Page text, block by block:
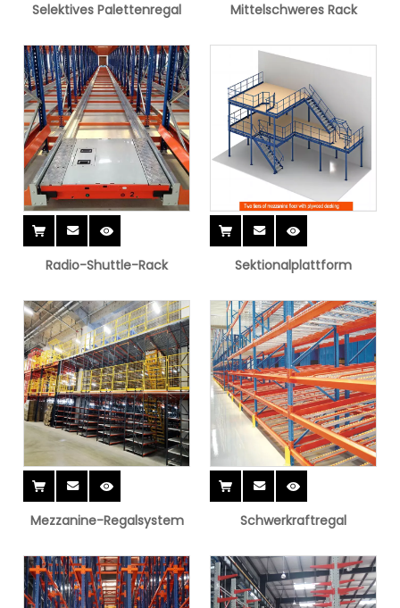
Selektives Palettenregal Mittelschweres Rack
Radio-Shuttle-Rack Sektionalplattform
Mezzanine-Regalsystem Schwerkraftregal